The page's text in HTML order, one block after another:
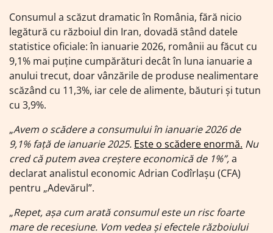
Consumul a scăzut dramatic în România, fără nicio
legătură cu războiul din Iran, dovadă stând datele
statistice oficiale: în ianuarie 2026, românii au făcut cu
9,1% mai puține cumpărături decât în luna ianuarie a
anului trecut, doar vânzările de produse nealimentare
scăzând cu 11,3%, iar cele de alimente, băuturi și tutun
cu 3,9%.
„Avem o scădere a consumului în ianuarie 2026 de
9,1% față de ianuarie 2025. Este o scădere enormă. Nu
cred că putem avea creștere economică de 1%”,a
declarat analistul economic Adrian Codîrlașu (CFA)
pentru „Adevărul”.
„Repet, așa cum arată consumul este un risc foarte
mare de recesiune. Vom vedea și efectele războiului